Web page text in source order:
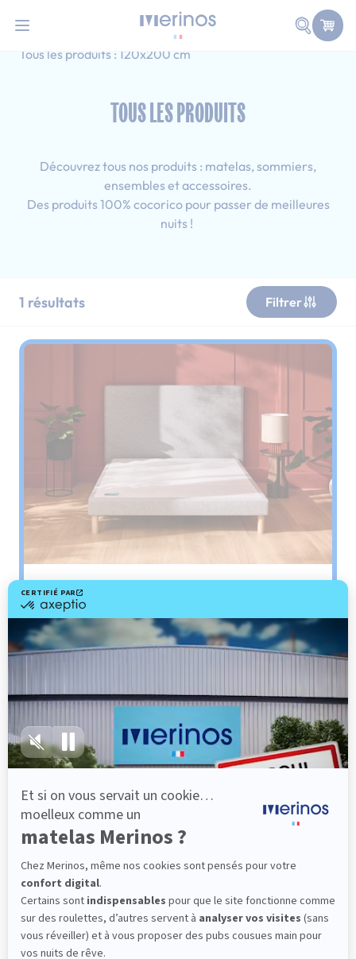
Faire
Accueil
Ado
Tous les produits : 120x200 cm
TOUS LES PRODUITS
Découvrez tous nos produits : matelas, sommiers,
ensembles et accessoires.
Des produits 100% cocorico pour passer de meilleures
nuits !
1 résultats Filtrer
Sommier
PENCIL
Le plus : soutien morphologique
Grâce à ses 3 zones de confort, le sommier
Pencil vous assure tout son soutien. Avec les
épaules, le dos et le bassin qui reposent sur ses
lattes, vous évitez les douleurs au petit matin.
(10 avis)
501,00 €
Découvrir
Livraison gratuite